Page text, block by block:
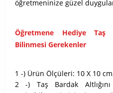
öğretmeninize güzel
Öğretmene Hediye Taş
Bilinmesi Gerekenler
1 -) Ürün Ölçüleri: 10 X 10
2 -) Taş Bardak